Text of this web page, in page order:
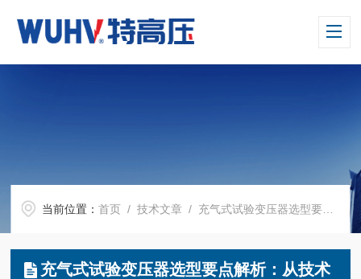
当前位置：首页 /技术文章 / 充气式试验变压器选型要点解析：从技术参数到应用匹配
充气式试验变压器选型要点解析：从技术